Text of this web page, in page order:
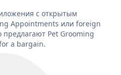
с открытым
Appointments или foreign
Pet Grooming
a bargain.